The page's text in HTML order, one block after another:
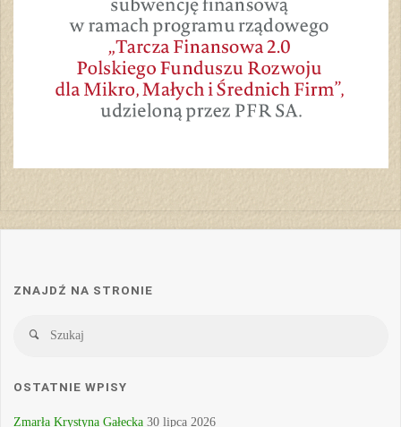
ZNAJDŹ NA STRONIE
Szukaj
OSTATNIE WPISY
Zmarła Krystyna Gałecka 30 lipca 2026